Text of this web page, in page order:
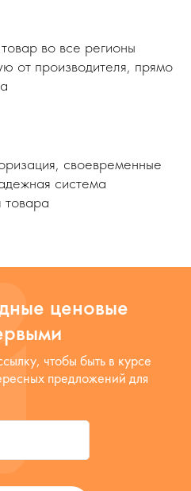
во все регионы
от производителя, прямо
своевременные
система
товара
ценовые
чтобы быть в курсе
предложений для